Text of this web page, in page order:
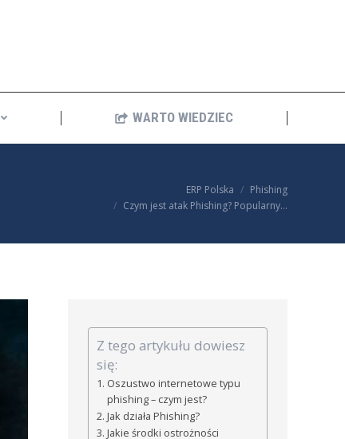
WARTO WIEDZIEC
ERP Polska
Phishing
Czym jest atak Phishing? Popularny…
Z tego artykułu dowiesz
się:
Oszustwo internetowe typu
phishing – czym jest?
Jak działa Phishing?
Jakie środki ostrożności